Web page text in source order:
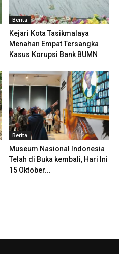
Berita
Kejari Kota Tasikmalaya
Menahan Empat Tersangka
Kasus Korupsi Bank BUMN
Berita
Museum Nasional Indonesia
Telah di Buka kembali, Hari Ini
15 Oktober...